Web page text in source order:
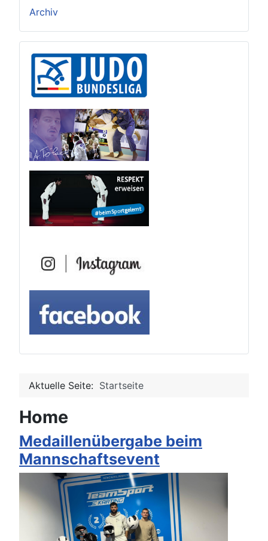
Archiv
Aktuelle Seite: Startseite
Home
Medaillenübergabe beim
Mannschaftsevent